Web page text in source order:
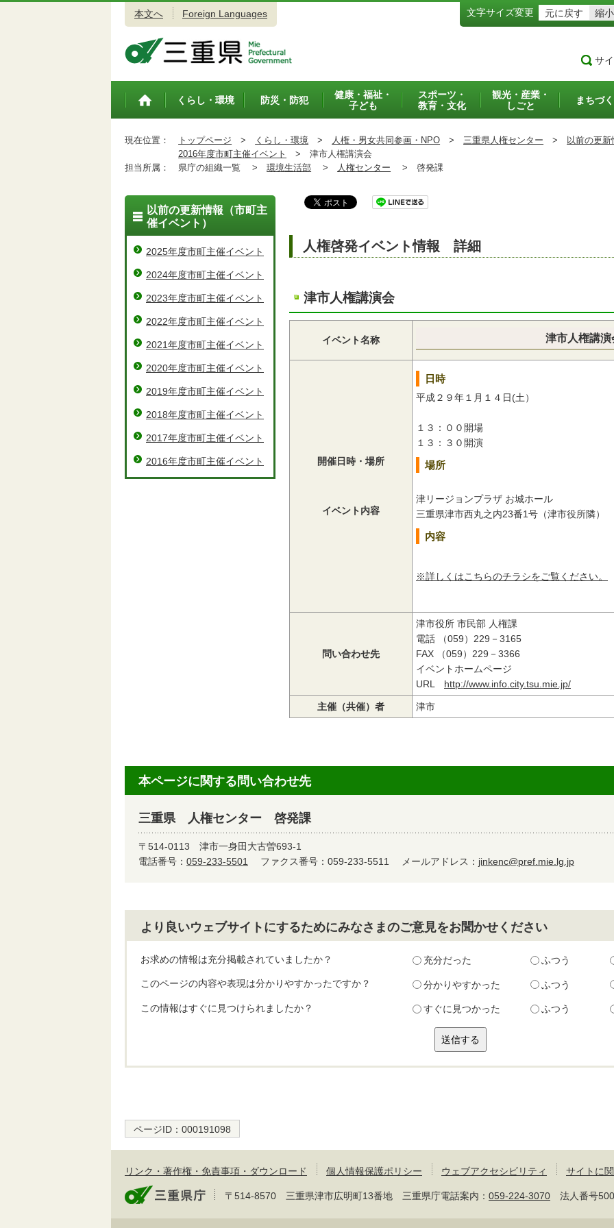
本文へ Foreign Languages 文字サイズ変更 元に戻す 縮小
サ
トップペ
くらし・環境 防災・防犯
健康・福祉・
子ども
スポーツ・
教育・文化
観光・産業・
しごと
まちづ
現在位置： トップページ > くらし・環境 > 人権・男女共同参画・NPO > 三重県人権センター >
以前の更
2016年度市町主催イベント
> 津市人権講演会
担当所属：
県庁の組織一覧 > 環境生活部 > 人権センター > 啓発課
人権啓発イベント情報 詳細
津市人権講演会
イベント名称 津市人権講演
開催日時・場所
イベント内容
日時
平成２９年１月１４日(土）
１３：００開場
１３：３０開演
場所
津リージョンプラザ お城ホール
三重県津市西丸之内23番1号（津市役所隣）
内容
※詳しくはこちらのチラシをご覧ください。
問い合わせ先
津市役所 市民部 人権課
電話 （059）229－3165
FAX （059）229－3366
イベントホームページ
URL http://www.info.city.tsu.mie.jp/
主催（共催）者 津市
以前の更新情報（市町主
催イベント）
2025年度市町主催イベント
2024年度市町主催イベント
2023年度市町主催イベント
2022年度市町主催イベント
2021年度市町主催イベント
2020年度市町主催イベント
2019年度市町主催イベント
2018年度市町主催イベント
2017年度市町主催イベント
2016年度市町主催イベント
本ページに関する問い合わせ先
三重県 人権センター 啓発課
〒514-0113 津市一身田大古曽693-1
電話番号： 059-233-5501 ファクス番号：059-233-5511 メールアドレス： jinkenc@pref.mie.lg.jp
より良いウェブサイトにするためにみなさまのご意見をお聞かせください
お求めの情報は充分掲載されていましたか？ 充分だった ふつう
このページの内容や表現は分かりやすかったですか？ 分かりやすかった ふつう
この情報はすぐに見つけられましたか？ すぐに見つかった ふつう
ページID： 000191098
リンク・著作権・免責事項・ダウンロード 個人情報保護ポリシー ウェブアクセシビリティ サイトに
〒514-8570 三重県津市広明町13番地 三重県庁電話案内： 059-224-3070 法人番号